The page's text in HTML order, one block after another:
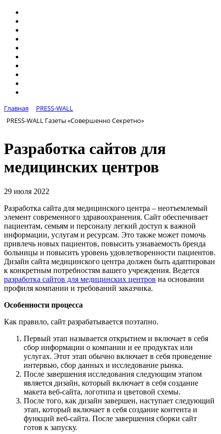
Главная
PRESS-WALL
PRESS-WALL Газеты «Совершенно Секретно»
Разработка сайтов для
медицинских центров
29 июля 2022
Разработка сайта для медицинского центра – неотъемлемый
элемент современного здравоохранения. Сайт обеспечивает
пациентам, семьям и персоналу легкий доступ к важной
информации, услугам и ресурсам. Это также может помочь
привлечь новых пациентов, повысить узнаваемость бренда
больницы и повысить уровень удовлетворенности пациентов.
Дизайн сайта медицинского центра должен быть адаптирован
к конкретным потребностям вашего учреждения. Ведется
разработка сайтов для медицинских центров на основании
профиля компании и требований заказчика.
Особенности процесса
Как правило, сайт разрабатывается поэтапно.
Первый этап называется открытием и включает в себя
сбор информации о компании и ее продуктах или
услугах. Этот этап обычно включает в себя проведение
интервью, сбор данных и исследование рынка.
После завершения исследования следующим этапом
является дизайн, который включает в себя создание
макета веб-сайта, логотипа и цветовой схемы.
После того, как дизайн завершен, наступает следующий
этап, который включает в себя создание контента и
функций веб-сайта. После завершения сборки сайт
готов к запуску.